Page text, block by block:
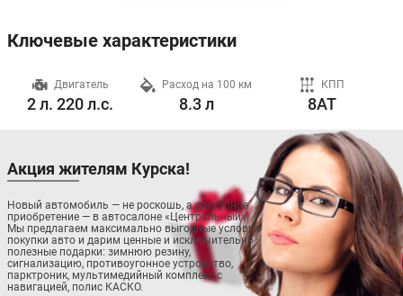
Ключевые характеристики
Двигатель
2 л. 220 л.с.
Расход на 100 км
8.3 л
КПП
8AT
Акция жителям Курска!
Новый автомобиль — не роскошь, а доступное
приобретение — в автосалоне «Центральный»!
Мы предлагаем максимально выгодные условия
покупки авто и дарим ценные и исключительно
полезные подарки: зимнюю резину,
сигнализацию, противоугонное устройство,
парктроник, мультимедийный комплекс с
навигацией, полис КАСКО.